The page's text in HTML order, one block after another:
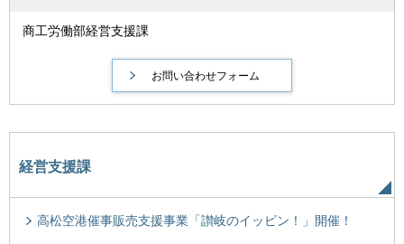
商工労働部経営支援課
経営支援課
高松空港催事販売支援事業「讃岐のイッピン！」開催！